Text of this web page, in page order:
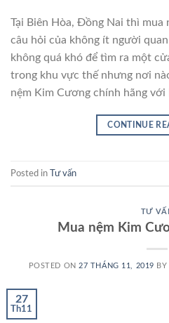
Tại Biên Hòa, Đồng Nai thì mua
câu hỏi của không ít người
không quá khó để tìm ra một
trong khu vực thế nhưng nơi
nệm Kim Cương chính hãng với
CONTINUE
Posted in Tư vấn
TƯ
Mua nệm Kim
POSTED ON 27 THÁNG 11, 2019
27
Th11